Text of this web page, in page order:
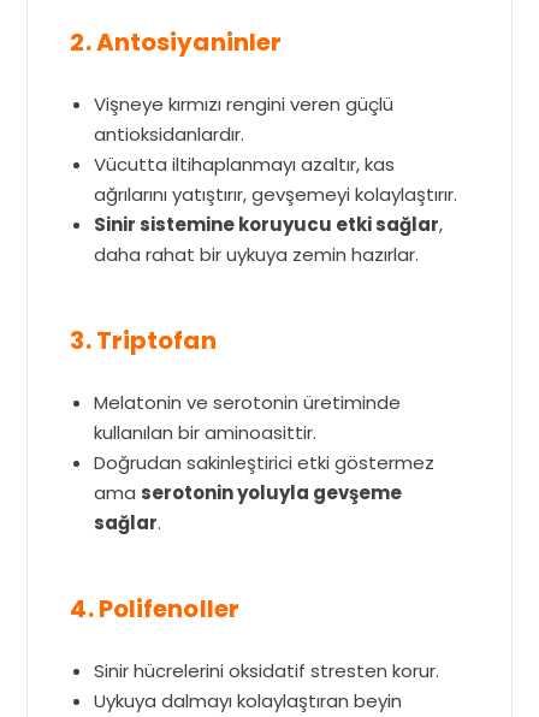
2. Antosiyaninler
Vişneye kırmızı rengini veren güçlü
antioksidanlardır.
Vücutta iltihaplanmayı azaltır, kas
ağrılarını yatıştırır, gevşemeyi kolaylaştırır.
Sinir sistemine koruyucu etki sağlar,
daha rahat bir uykuya zemin hazırlar.
3. Triptofan
Melatonin ve serotonin üretiminde
kullanılan bir aminoasittir.
Doğrudan sakinleştirici etki göstermez
ama serotonin yoluyla gevşeme
sağlar.
4. Polifenoller
Sinir hücrelerini oksidatif stresten korur.
Uykuya dalmayı kolaylaştıran beyin